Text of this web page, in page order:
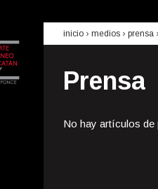
inicio › medios › prensa
Prensa
No hay artículos de